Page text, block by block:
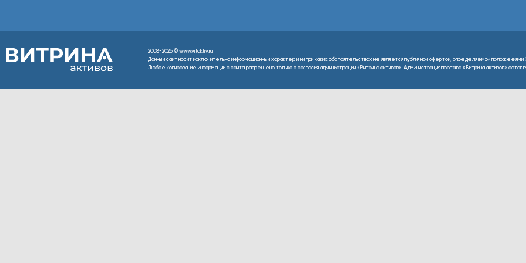
2008-2026 © www.vitaktiv.ru
Данный сайт носит исключительно информационный характер и ни при каких обстоятельствах не является публичной офертой, определяемой
Любое копирование информации с сайта разрешено только с согласия администрации «Витрина активов». Администрация портала «Витрина активов»